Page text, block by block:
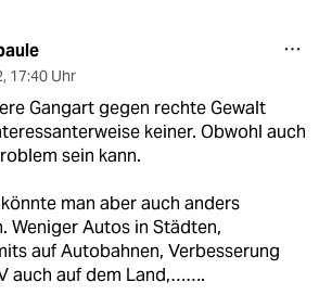
, 17:40 Uhr
Gangart gegen rechte Gewalt
keiner. Obwohl auch
sein kann.
man aber auch anders
Weniger Autos in Städten,
auf Autobahnen, Verbesserung
auch auf dem Land,…….